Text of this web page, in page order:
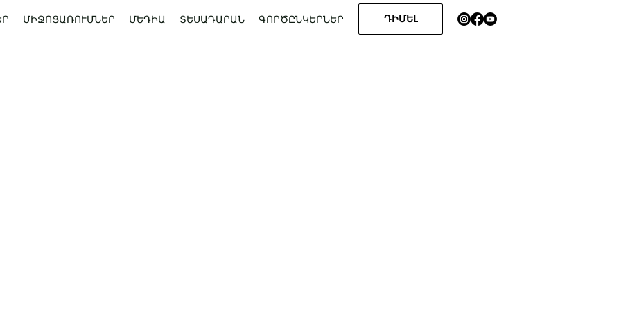
ՄԻՋՈՑԱՌՈՒՄՆԵՐ ՄԵԴԻԱ ՏԵՍԱԴԱՐԱՆ ԳՈՐԾԸՆԿԵՐՆԵՐ ԴԻՄԵԼ